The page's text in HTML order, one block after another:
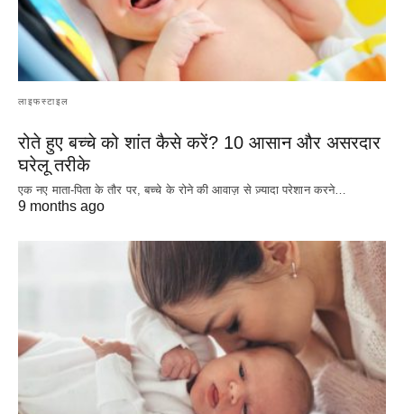
लाइफस्टाइल
रोते हुए बच्चे को शांत कैसे करें? 10 आसान और असरदार
घरेलू तरीके
एक नए माता-पिता के तौर पर, बच्चे के रोने की आवाज़ से ज़्यादा परेशान करने…
9 months ago